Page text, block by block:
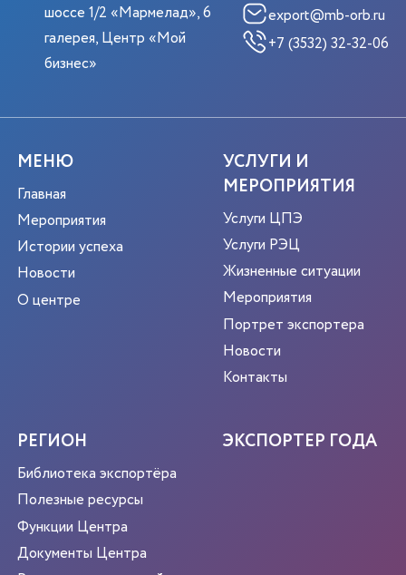
шоссе 1/2 «Мармелад», 6
галерея, Центр «Мой
бизнес»
export@mb-orb.ru
+7 (3532) 32-32-06
МЕНЮ
Главная
Мероприятия
Истории успеха
Новости
О центре
УСЛУГИ И
МЕРОПРИЯТИЯ
Услуги ЦПЭ
Услуги РЭЦ
Жизненные ситуации
Мероприятия
Портрет экспортера
Новости
Контакты
РЕГИОН
Библиотека экспортёра
Полезные ресурсы
Функции Центра
Документы Центра
ЭКСПОРТЕР ГОДА